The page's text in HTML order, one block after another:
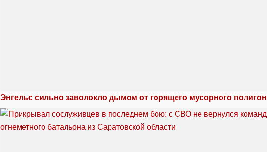
Энгельс сильно заволокло дымом от горящего мусорного